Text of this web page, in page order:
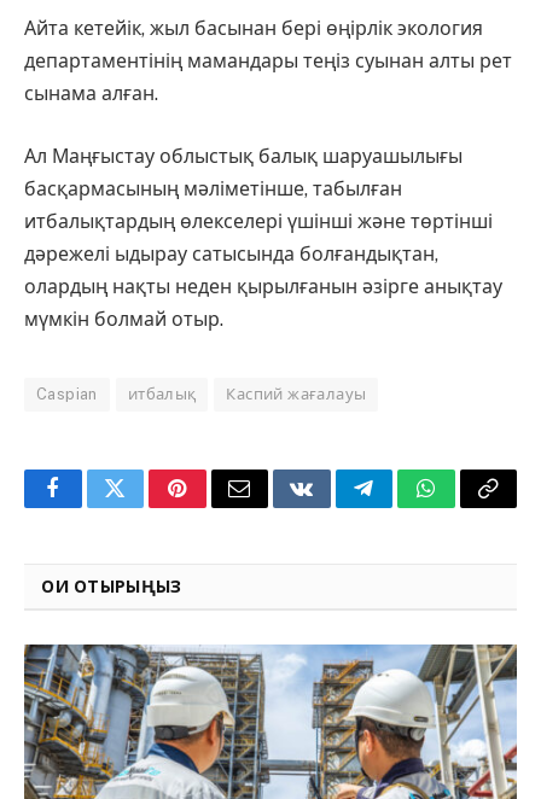
Айта кетейік, жыл басынан бері өңірлік экология
департаментінің мамандары теңіз суынан алты рет
сынама алған.
Ал Маңғыстау облыстық балық шаруашылығы
басқармасының мәліметінше, табылған
итбалықтардың өлекселері үшінші және төртінші
дәрежелі ыдырау сатысында болғандықтан,
олардың нақты неден қырылғанын әзірге анықтау
мүмкін болмай отыр.
Caspian итбалық Каспий жағалауы
FacebookTwitterPinterestEmail VKontakteTelegramWhatsApp
Copy
ОҚИ ОТЫРЫҢЫЗ